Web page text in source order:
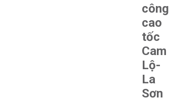
công
cao
tốc
Cam
Lộ-
La
Sơn